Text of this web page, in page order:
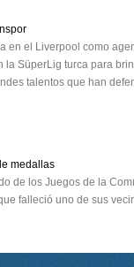
en el Liverpool como
SüperLig turca para
talentos que han
medallas
de los Juegos de la
falleció uno de sus